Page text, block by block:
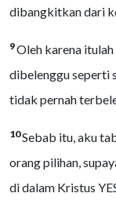
dibangkitkan dari
9Oleh karena
dibelenggu seperti
tidak pernah
10Sebab itu, aku
orang pilihan,
di dalam Kristus